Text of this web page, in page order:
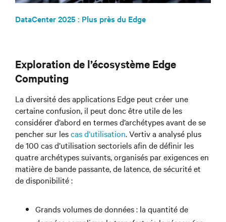
DataCenter 2025 : Plus près du Edge
Exploration de l’écosystème Edge
Computing
La diversité des applications Edge peut créer une
certaine confusion, il peut donc être utile de les
considérer d’abord en termes d’archétypes avant de se
pencher sur lescas d’utilisation. Vertiv a analysé plus
de 100 cas d’utilisation sectoriels afin de définir les
quatre archétypes suivants, organisés par exigences en
matière de bande passante, de latence, de sécurité et
de disponibilité :
Grands volumes de données : la quantité de